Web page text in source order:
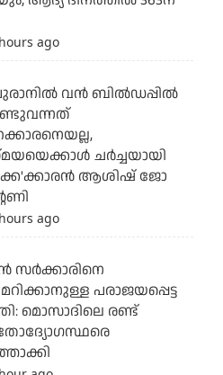
ago
വന്‍ ബില്‍ഡപ്പില്‍
ചര്‍ച്ചയായി
ആശിഷ് ജോ
ago
സര്‍ക്കാരിനെ
പരാജയപ്പെട്ട
മൊസാദിലെ രണ്ട്